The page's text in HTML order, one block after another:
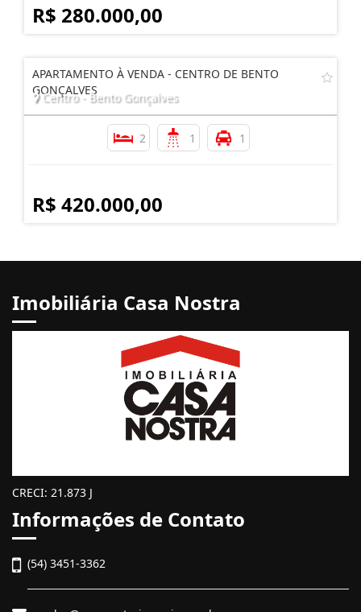
R$ 280.000,00
APARTAMENTO À VENDA - CENTRO DE BENTO
GONÇALVES
Centro - Bento Gonçalves
2 1 1
R$ 420.000,00
Imobiliária Casa Nostra
CRECI: 21.873 J
Informações de Contato
(54) 3451-3362